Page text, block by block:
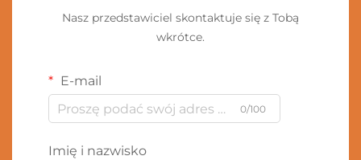
Nasz przedstawiciel skontaktuje się z Tobą
wkrótce.
E-mail
0/100
Imię i nazwisko